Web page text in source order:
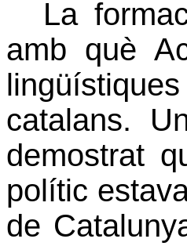
La
amb què
catalans.
demostrat
polític
de